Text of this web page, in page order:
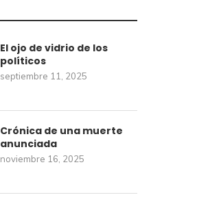
El ojo de vidrio de los
políticos
septiembre 11, 2025
Crónica de una muerte
anunciada
noviembre 16, 2025